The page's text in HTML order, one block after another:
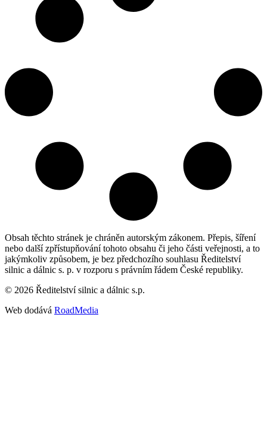
Obsah těchto stránek je chráněn autorským zákonem. Přepis, šíření
nebo další zpřístupňování tohoto obsahu či jeho části veřejnosti, a to
jakýmkoliv způsobem, je bez předchozího souhlasu Ředitelství
silnic a dálnic s. p. v rozporu s právním řádem České republiky.
© 2026 Ředitelství silnic a dálnic s.p.
Web dodává RoadMedia